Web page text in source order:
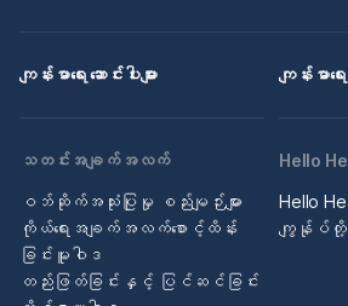
ကျန်းမာရေး ဆောင်းပါးများ ကျန်းမာရေ
သတင်းအချက်အလက်
ဝဘ်ဆိုက်အသုံးပြုမှု စည်းမျဉ်းများ
ကိုယ်ရေးအချက်အလက်စောင့်ထိန်း
ခြင်းမူဝါဒ
တည်းဖြတ်ခြင်းနှင့် ပြင်ဆင်ခြင်း
Hello
Hello
ကျွန်ုပ်တို့အ